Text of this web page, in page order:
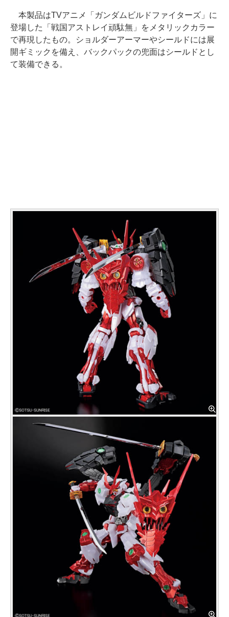
本製品はTVアニメ「ガンダムビルドファイターズ」に
登場した「戦国アストレイ頑駄無」をメタリックカラー
で再現したもの。ショルダーアーマーやシールドには展
開ギミックを備え、バックパックの兜面はシールドとし
て装備できる。